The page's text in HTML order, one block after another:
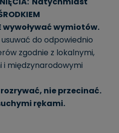
wywoływać wymiotów.
do odpowiednio
zgodnie z lokalnymi,
i międzynarodowymi
rozrywać, nie przecinać.
rękami.